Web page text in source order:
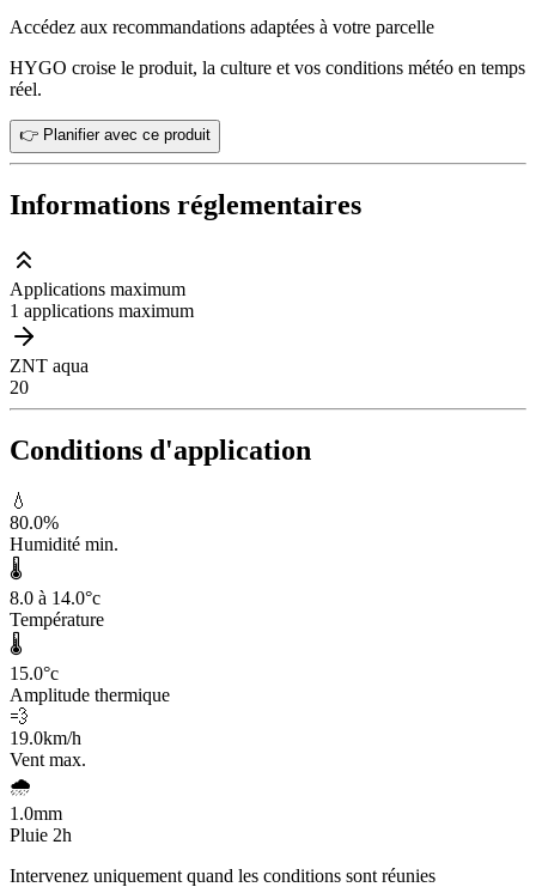
Accédez aux recommandations adaptées à votre parcelle
HYGO croise le produit, la culture et vos conditions météo en temps
réel.
👉 Planifier avec ce produit
Informations réglementaires
Applications maximum
1 applications maximum
ZNT aqua
20
Conditions d'application
💧
80.0%
Humidité min.
🌡️
8.0 à 14.0°c
Température
🌡️
15.0°c
Amplitude thermique
💨
19.0km/h
Vent max.
🌧️
1.0mm
Pluie 2h
Intervenez uniquement quand les conditions sont réunies